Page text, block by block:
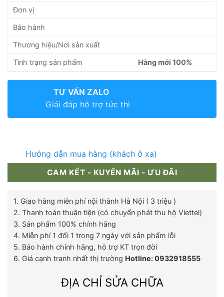
Đơn vị
Bảo hành
Thương hiệu/Nơi sản xuất
Tình trạng sản phẩm Hàng mới 100%
TƯ VẤN ZALO
Giải đáp hỗ trợ tức thì
Hướng dẫn mua hàng (khách ở xa)
CAM KẾT - KUYẾN MÃI - ƯU ĐÃI
1. Giao hàng miễn phí nội thành Hà Nội ( 3 triệu )
2. Thanh toán thuận tiện (có chuyển phát thu hộ Viettel)
3. Sản phẩm 100% chính hãng
4. Miễn phí 1 đổi 1 trong 7 ngày với sản phẩm lỗi
5. Bảo hành chính hãng, hỗ trợ KT trọn đời
6. Giá cạnh tranh nhất thị trường Hotline: 0932918555
ĐỊA CHỈ SỬA CHỮA